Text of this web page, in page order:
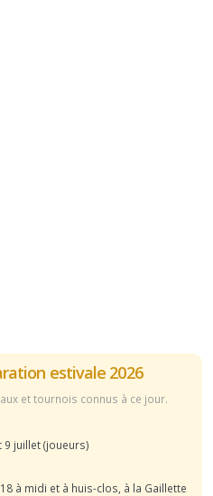
estivale 2026
et tournois connus à ce jour.
9 juillet (joueurs)
18 à midi et à huis-clos, à la Gaillette